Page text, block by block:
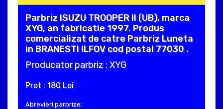
Parbriz ISUZU TROOPER II (UB), marca
XYG, an fabricatie 1997. Produs
comercializat de catre Parbriz Luneta
in BRANESTI ILFOV cod postal 77030 .
Producator parbriz : XYG
Pret : 180 Lei
Abrevieri parbrize: